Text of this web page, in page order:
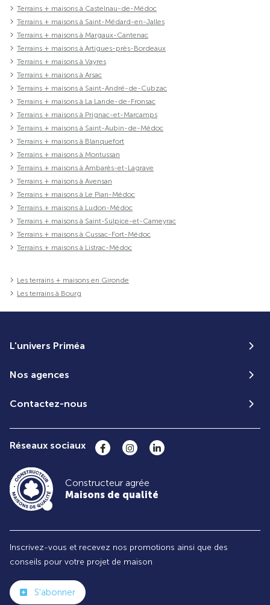
Terrains + maisons à Castelnau-de-Médoc
Terrains + maisons à Saint-Médard-en-Jalles
Terrains + maisons à Margaux-Cantenac
Terrains + maisons à Artigues-près-Bordeaux
Terrains + maisons à Vayres
Terrains + maisons à Arsac
Terrains + maisons à Saint-André-de-Cubzac
Terrains + maisons à La Lande-de-Fronsac
Terrains + maisons à Prignac-et-Marcamps
Terrains + maisons à Saint-Aubin-de-Médoc
Terrains + maisons à Blanquefort
Terrains + maisons à Montussan
Terrains + maisons à Ambarès-et-Lagrave
Terrains + maisons à Avensan
Terrains + maisons à Le Pian-Médoc
Terrains + maisons à Ludon-Médoc
Terrains + maisons à Saint-Sulpice-et-Cameyrac
Terrains + maisons à Cussac-Fort-Médoc
Terrains + maisons à Listrac-Médoc
Les terrains + maisons en Gironde
Les terrains à Bourg
L'univers Priméa
Nos agences
Contactez-nous
Réseaux sociaux
Constructeur agrée
Maisons de qualité
Inscrivez-vous et recevez nos promotions ainsi que des
conseils pour votre projet de maison
S'abonner